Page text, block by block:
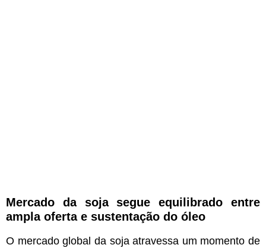
Mercado da soja segue equilibrado entre
ampla oferta e sustentação do óleo
O mercado global da soja atravessa um momento de